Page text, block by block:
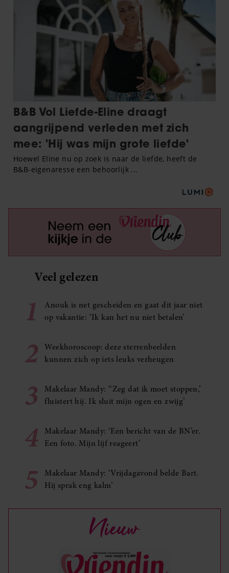
Veel gelezen
1
Anouk is net gescheiden en gaat dit jaar niet
op vakantie: ‘Ik kan het nu niet betalen’
2
Weekhoroscoop: deze sterrenbeelden
kunnen zich op iets leuks verheugen
3
Makelaar Mandy: ‘‘Zeg dat ik moet stoppen,’
fluistert hij. Ik sluit mijn ogen en zwijg’
4
Makelaar Mandy: ‘Een bericht van de BN’er.
Een foto. Mijn lijf reageert’
5
Makelaar Mandy: ‘Vrijdagavond belde Bart.
Hij sprak eng kalm’
Nieuw